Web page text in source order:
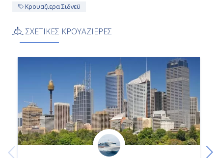
Κρουαζιερα Σιδνεϋ
ΣΧΕΤΙΚΕΣ ΚΡΟΥΑΖΙΕΡΕΣ